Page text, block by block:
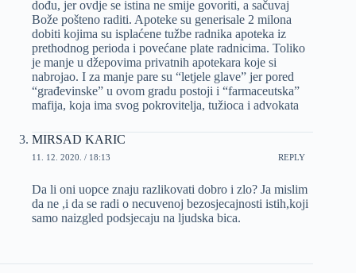
dođu, jer ovdje se istina ne smije govoriti, a sačuvaj
Bože pošteno raditi. Apoteke su generisale 2 milona
dobiti kojima su isplaćene tužbe radnika apoteka iz
prethodnog perioda i povećane plate radnicima. Toliko
je manje u džepovima privatnih apotekara koje si
nabrojao. I za manje pare su “letjele glave” jer pored
“građevinske” u ovom gradu postoji i “farmaceutska”
mafija, koja ima svog pokrovitelja, tužioca i advokata
MIRSAD KARIC
11. 12. 2020. / 18:13 REPLY
Da li oni uopce znaju razlikovati dobro i zlo? Ja mislim
da ne ,i da se radi o necuvenoj bezosjecajnosti istih,koji
samo naizgled podsjecaju na ljudska bica.